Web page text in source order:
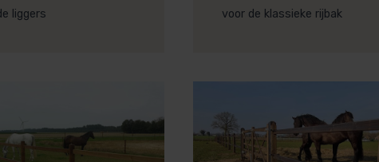
liggers
voor de klassieke rijbak